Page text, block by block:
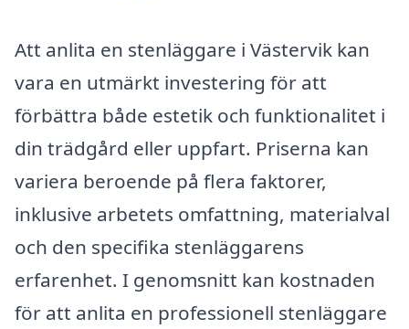
Att anlita en stenläggare i Västervik kan
vara en utmärkt investering för att
förbättra både estetik och funktionalitet i
din trädgård eller uppfart. Priserna kan
variera beroende på flera faktorer,
inklusive arbetets omfattning, materialval
och den specifika stenläggarens
erfarenhet. I genomsnitt kan kostnaden
för att anlita en professionell stenläggare